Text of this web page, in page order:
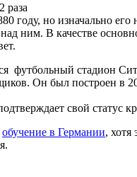
раза
году, но изначально
ним. В качестве
футбольный стадион
Он был построен в
свой статус
обучение в Германии, хотя